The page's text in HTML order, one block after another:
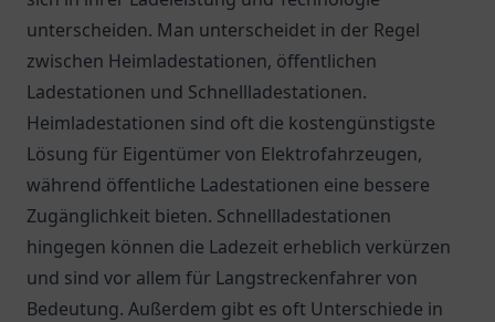
unterscheiden. Man unterscheidet in der Regel
zwischen Heimladestationen, öffentlichen
Ladestationen und Schnellladestationen.
Heimladestationen sind oft die kostengünstigste
Lösung für Eigentümer von Elektrofahrzeugen,
während öffentliche Ladestationen eine bessere
Zugänglichkeit bieten. Schnellladestationen
hingegen können die Ladezeit erheblich verkürzen
und sind vor allem für Langstreckenfahrer von
Bedeutung. Außerdem gibt es oft Unterschiede in